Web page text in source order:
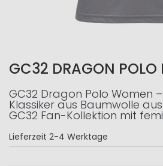
GC32 DRAGON POLO
GC32 Dragon Polo Women
Klassiker aus Baumwolle
GC32 Fan-Kollektion mit
Lieferzeit 2-4 Werktage